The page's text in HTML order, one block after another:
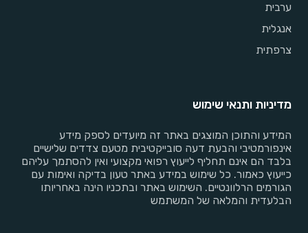
ערבית
אנגלית
צרפתית
מדיניות ותנאי שימוש
המידע והתוכן המוצגים באתר זה מיועדים לספק מידע
אינפורמטיבי והבעת דעה סובייקטיבית מטעם צדדים שלישיים
בלבד הם אינם תחליף לייעוץ רפואי מקצועי ואין להסתמך עליהם
כייעוץ כאמור. כל שימוש במידע באתר טעון בדיקה ואימות עם
הגורמים הרלוונטיים. השימוש באתר ובתכניו הינה באחריותו
הבלעדית והמלאה של המשתמש